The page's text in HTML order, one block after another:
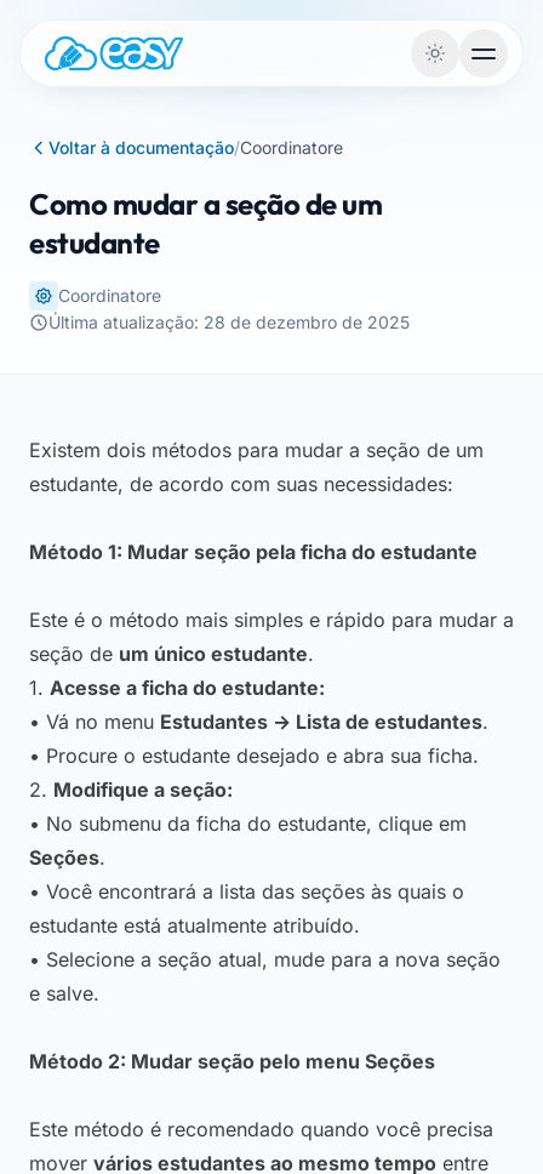
Voltar à documentação/Coordinatore
Como mudar a seção de um
estudante
Coordinatore
Última atualização: 28 de dezembro de 2025
Existem dois métodos para mudar a seção de um
estudante, de acordo com suas necessidades:
Método 1: Mudar seção pela ficha do estudante
Este é o método mais simples e rápido para mudar a
seção de um único estudante.
1. Acesse a ficha do estudante:
• Vá no menu Estudantes → Lista de estudantes.
• Procure o estudante desejado e abra sua ficha.
2. Modifique a seção:
• No submenu da ficha do estudante, clique em
Seções.
• Você encontrará a lista das seções às quais o
estudante está atualmente atribuído.
• Selecione a seção atual, mude para a nova seção
e salve.
Método 2: Mudar seção pelo menu Seções
Este método é recomendado quando você precisa
mover vários estudantes ao mesmo tempo entre